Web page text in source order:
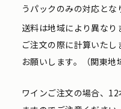
うパックのみの対応とな
送料は地域により異なり
ご注文の際に計算いた
お願いします。（関東地
ワインご注文の場合、